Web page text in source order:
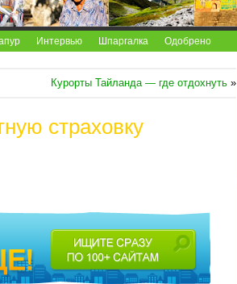
Интервью Шпаргалка Одобрено
Курорты Тайланда — где отдохнуть»
страховку